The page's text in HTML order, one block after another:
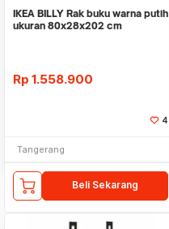
IKEA BILLY Rak buku warna putih
ukuran 80x28x202 cm
Rp 1.558.900
4
Tangerang
Beli Sekarang